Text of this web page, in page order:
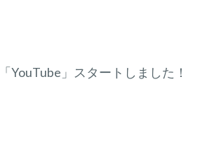
YouTube」スタートしました！